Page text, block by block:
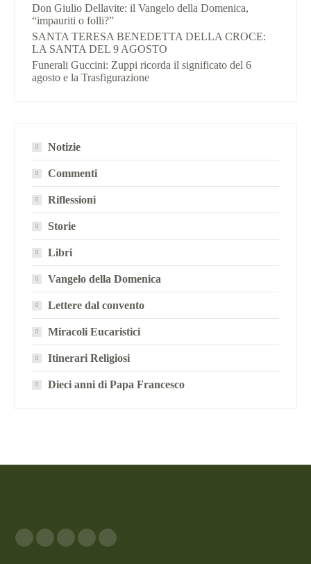
Don Giulio Dellavite: il Vangelo della Domenica,
“impauriti o folli?”
SANTA TERESA BENEDETTA DELLA CROCE:
LA SANTA DEL 9 AGOSTO
Funerali Guccini: Zuppi ricorda il significato del 6
agosto e la Trasfigurazione
Notizie
Commenti
Riflessioni
Storie
Libri
Vangelo della Domenica
Lettere dal convento
Miracoli Eucaristici
Itinerari Religiosi
Dieci anni di Papa Francesco